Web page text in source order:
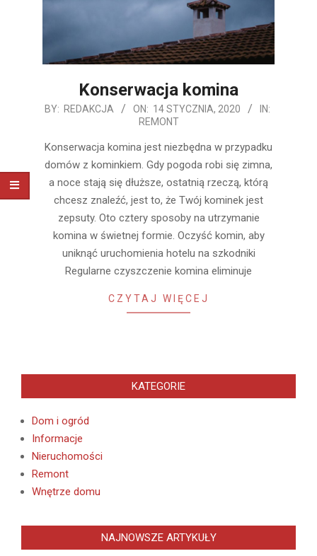
Konserwacja komina
2020-
14
BY: REDAKCJA ON: 14 STYCZNIA, 2020
IN:
REMONT
Konserwacja komina jest niezbędna w przypadku
domów z kominkiem. Gdy pogoda robi się zimna,
a noce stają się dłuższe, ostatnią rzeczą, którą
chcesz znaleźć, jest to, że Twój kominek jest
zepsuty. Oto cztery sposoby na utrzymanie
komina w świetnej formie. Oczyść komin, aby
uniknąć uruchomienia hotelu na szkodniki
Regularne czyszczenie komina eliminuje
CZYTAJ WIĘCEJ
KATEGORIE
Dom i ogród
Informacje
Nieruchomości
Remont
Wnętrze domu
NAJNOWSZE ARTYKUŁY